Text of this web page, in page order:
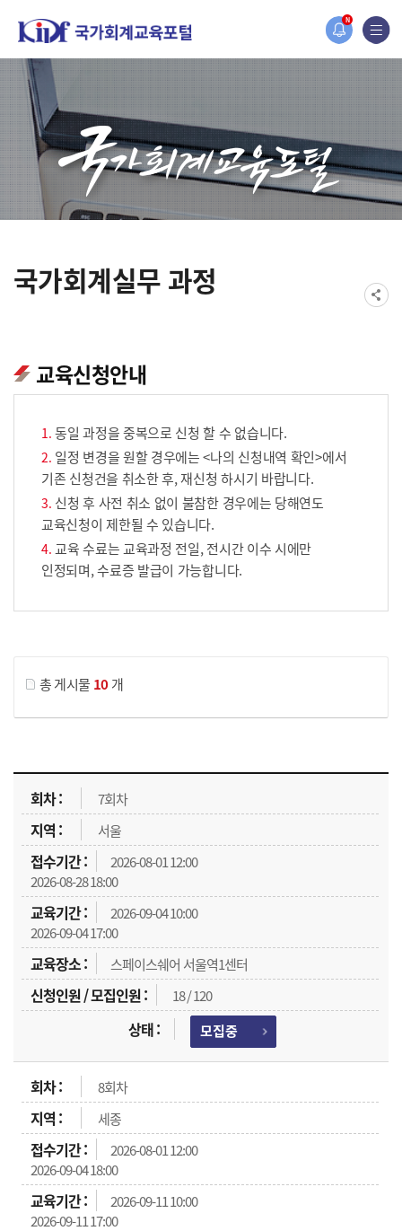
N
홈페이지가 새롭게 개편되었습니다.
한국조세재정연구원홈페이지가 새롭게 개설되었습니다.
국가회계실무 과정
교육신청안내
동일 과정을 중복으로 신청 할 수 없습니다.
일정 변경을 원할 경우에는 <나의 신청내역 확인>에서
기존 신청건을 취소한 후, 재신청 하시기 바랍니다.
신청 후 사전 취소 없이 불참한 경우에는 당해연도
교육신청이 제한될 수 있습니다.
교육 수료는 교육과정 전일, 전시간 이수 시에만
인정되며, 수료증 발급이 가능합니다.
총 게시물 10개
교육신청 목록을 나타낸 표로 회차, 지역, 접수기간, 교육기간, 교육장소, 신청인원/모집인원, 상태로 나뉘어 설명합니다.
7회차
서울
2026-08-01 12:00
2026-08-28 18:00
2026-09-04 10:00
2026-09-04 17:00
스페이스쉐어 서울역1센터
18 / 120
모집중
8회차
세종
2026-08-01 12:00
2026-09-04 18:00
2026-09-11 10:00
2026-09-11 17:00